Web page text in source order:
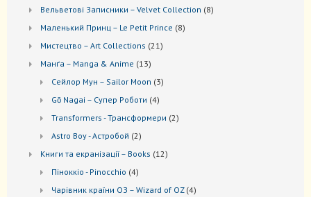
Вельветові Записники – Velvet Collection 88
Маленький Принц – Le Petit Prince 88
Мистецтво – Art Collections 21 21
Манґа – Manga & Anime 1313
Сейлор Мун – Sailor Moon 33
Gō Nagai – Супер Роботи 44
Transformers - Трансформери 22
Astro Boy - Астробой 22
Книги та екранізації – Books 1212
Піноккіо - Pinocchio 44
Чарівник країни ОЗ – Wizard of OZ 44